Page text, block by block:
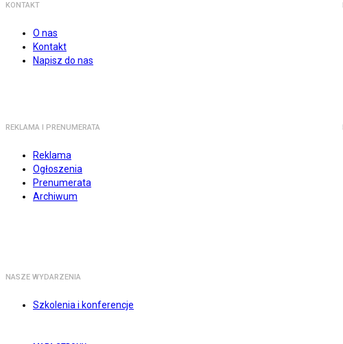
KONTAKT
O nas
Kontakt
Napisz do nas
REKLAMA I PRENUMERATA
Reklama
Ogłoszenia
Prenumerata
Archiwum
NASZE WYDARZENIA
Szkolenia i konferencje